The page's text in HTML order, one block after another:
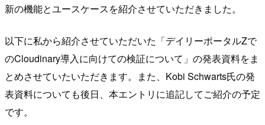
新の機能とユースケースを紹介させていただきました。
以下に私から紹介させていただいた「デイリーポータルZで
のCloudinary導入に向けての検証について」の発表資料をま
とめさせていたいただきます。また、Kobi Schwarts氏の発
表資料についても後日、本エントリに追記してご紹介の予定
です。